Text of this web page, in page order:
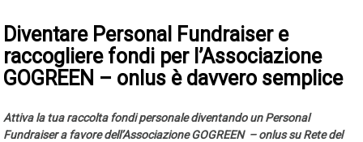
Diventare Personal Fundraiser e
raccogliere fondi per l’Associazione
GOGREEN – onlus è davvero semplice
Attiva la tua raccolta fondi personale diventando un Personal
Fundraiser a favore dell’Associazione GOGREEN – onlus su Rete del